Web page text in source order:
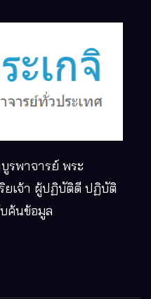
รพาจารย์ พระ
ยเจ้า ผู้ปฏิบัติดี ปฏิบัติ
ค้นข้อมูล